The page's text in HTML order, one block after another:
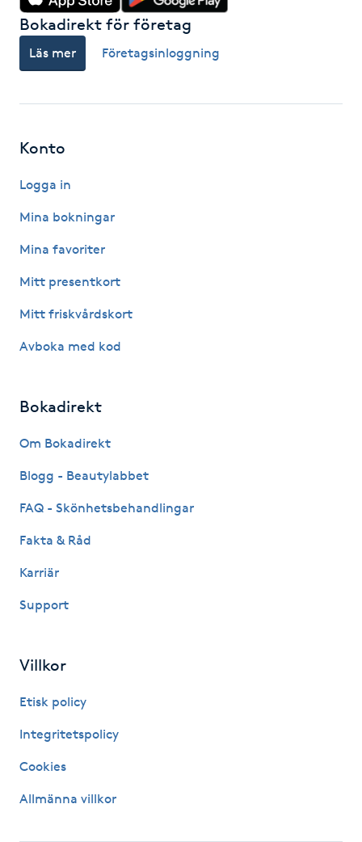
Idrottsmassage
IPL
IPL hårborttagning
IR-massage
Japansk massage
K18
Kemisk peeling
Kinesiologi
Kinesisk medicin
Klippning & Slingor
Klippning ungdom
Bokadirekt för företag
Läs mer Företagsinloggning
Konto
Logga in
Mina bokningar
Mina favoriter
Mitt presentkort
Mitt friskvårdskort
Avboka med kod
Bokadirekt
Om Bokadirekt
Blogg - Beautylabbet
FAQ - Skönhetsbehandlingar
Fakta & Råd
Karriär
Support
Villkor
Etisk policy
Integritetspolicy
Cookies
Allmänna villkor